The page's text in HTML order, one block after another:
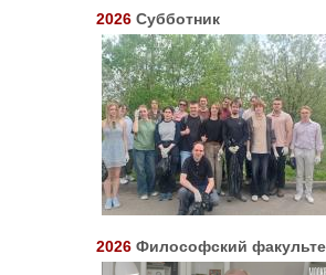
2026 Субботник
2026 Философский